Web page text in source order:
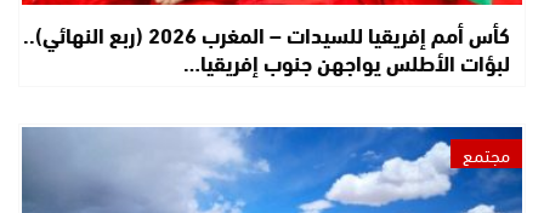
كأس أمم إفريقيا للسيدات – المغرب 2026 (ربع النهائي)..
لبؤات الأطلس يواجهن جنوب إفريقيا…
مجتمع